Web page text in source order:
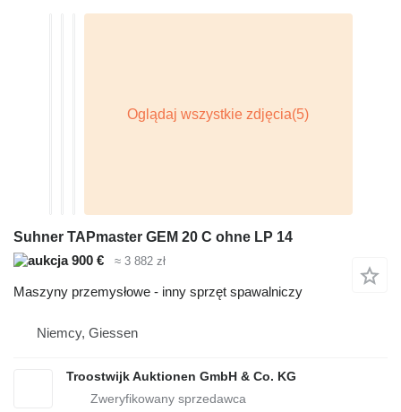
Suhner TAPmaster GEM 20 C ohne LP 14
900 €
≈ 3 882 zł
Maszyny przemysłowe - inny sprzęt spawalniczy
Niemcy, Giessen
Troostwijk Auktionen GmbH & Co. KG